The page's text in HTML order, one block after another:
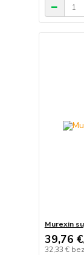
Murexin
39,76 €
32,33 €